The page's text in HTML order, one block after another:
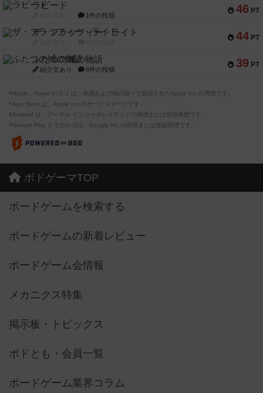
46 PT
ラピード
1件の投稿
44 PT
ザ・フラッフィー・ライト
39 PT
ふたつの城の物語
紹介文あり 6件の投稿
※Apple、Apple のロゴ は、米国および他の国々で登録されたApple Inc.の商標です。
※App Store は、Apple Inc.のサービスマークです。
※Android は、グーグル インコーポレイテッドの商標または登録商標です。
※Google Play とそのロゴは、Google Inc.の商標または登録商標です。
ボドゲーマTOP
ボードゲームを検索する
ボードゲームの新着レビュー
ボードゲーム会情報
メカニクス特集
掲示板・トピックス
ボドとも・会員一覧
ボードゲーム業界コラム